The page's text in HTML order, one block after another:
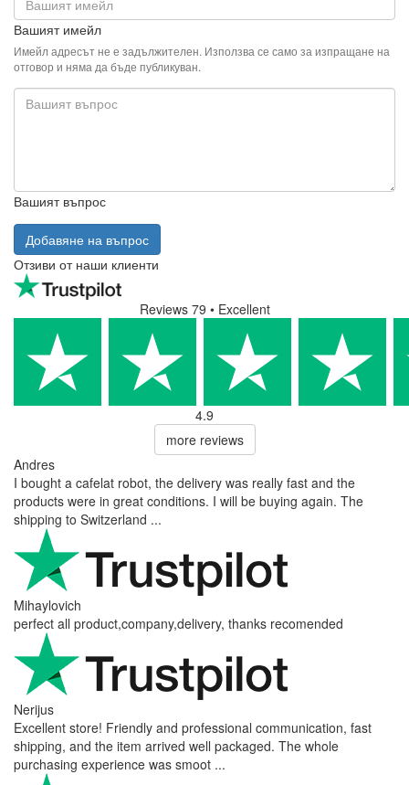
FAQ (Fellow Ode + Stagg EKG
black | Електрическа
кафемелачка + чайник
Gooseneck)
Вашето име
Вашият имейл
Имейл адресът не е задължителен. Използва се само за изпращане на
отговор и няма да бъде публикуван.
Вашият въпрос
Добавяне на въпрос
Отзиви от наши клиенти
Reviews 79 • Excellent
4.9
more reviews
Andres
I bought a cafelat robot, the delivery was really fast and the
products were in great conditions. I will be buying again. The
shipping to Switzerland ...